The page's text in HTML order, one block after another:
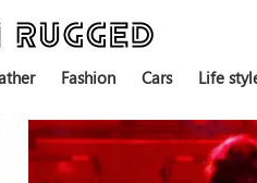
Fashion Cars Life